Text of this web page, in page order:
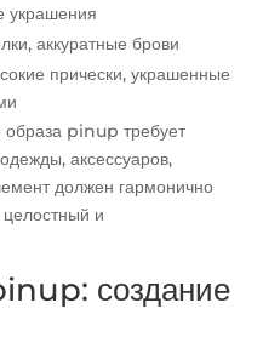
украшения
аккуратные брови
прически, украшенные
образа pinup требует
аксессуаров,
должен гармонично
целостный и
создание